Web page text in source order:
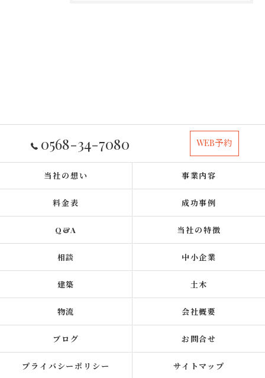
0568-34-7080 WEB予約
当社の想い 事業内容
料金表 成功事例
Q&A 当社の特徴
相談 中小企業
建築 土木
物流 会社概要
ブログ お問合せ
プライバシーポリシー サイトマップ